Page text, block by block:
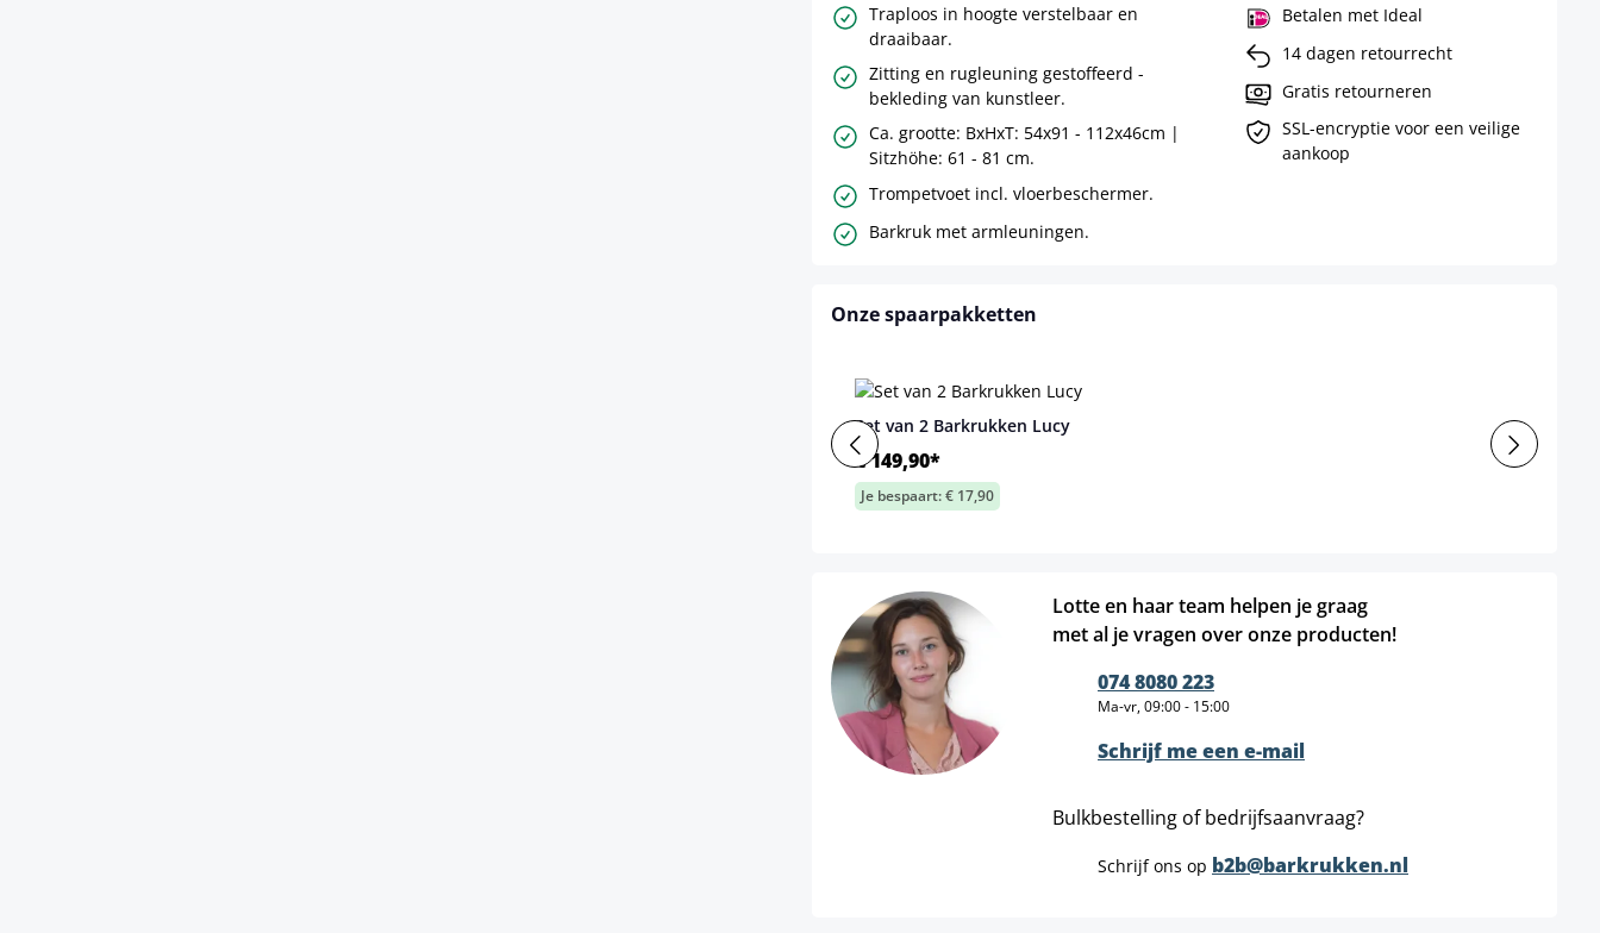
Traploos in hoogte verstelbaar en
draaibaar.
Zitting en rugleuning gestoffeerd -
bekleding van kunstleer.
Ca. grootte: BxHxT: 54x91 - 112x46cm |
Sitzhöhe: 61 - 81 cm.
Trompetvoet incl. vloerbeschermer.
Barkruk met armleuningen.
Betalen met Ideal
14 dagen retourrecht
Gratis retourneren
SSL-encryptie voor een veilige
aankoop
Onze spaarpakketten
Set van 2 Barkrukken Lucy
€ 149,90*
Je bespaart: € 17,90
Lotte en haar team helpen je graag
met al je vragen over onze producten!
074 8080 223
Ma-vr, 09:00 - 15:00
Schrijf me een e-mail
Bulkbestelling of bedrijfsaanvraag?
Schrijf ons op b2b@barkrukken.nl